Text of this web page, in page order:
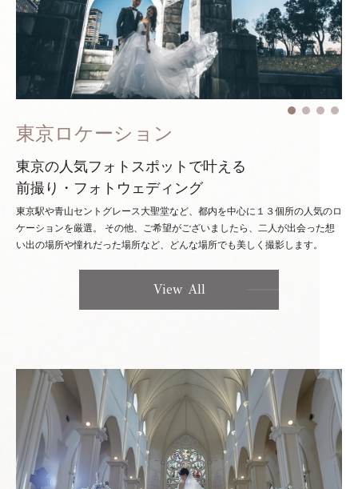
東京ロケーション
東京の人気フォトスポットで叶える
前撮り・フォトウェディング
東京駅や青山セントグレース大聖堂など、都内を中心に１３個所の人気のロ
ケーションを厳選。 その他、ご希望がございましたら、二人が出会った想
い出の場所や憧れだった場所など、どんな場所でも美しく撮影します。
View All